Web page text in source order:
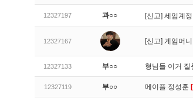
12327197 과○○ [신고] 세임계
12327167 [신고] 게임머니
12327133 부○○ 형님들 이거 질
12327119 부○○ 메이플 정성훈